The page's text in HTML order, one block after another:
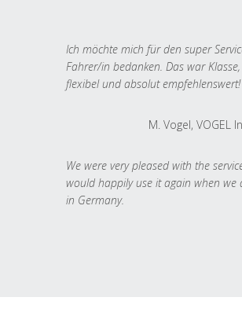
Ich möchte mich für den super
Fahrer/in bedanken. Das war
flexibel und absolut empfehlenswert!
M. Vogel, VOGEL
We were very pleased with the
would happily use it again when we
in Germany.